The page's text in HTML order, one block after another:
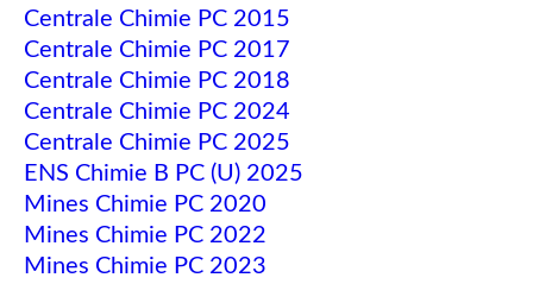
Centrale Chimie PC 2015
Centrale Chimie PC 2017
Centrale Chimie PC 2018
Centrale Chimie PC 2024
Centrale Chimie PC 2025
ENS Chimie B PC (U) 2025
Mines Chimie PC 2020
Mines Chimie PC 2022
Mines Chimie PC 2023